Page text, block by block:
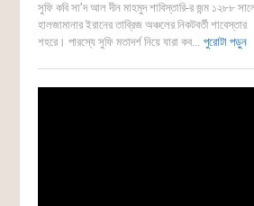
সুফি কবি সা’দ আল দীন মাহমুদ শাবিস্তারি-র জন্ম ১২৮৮
হালজামানার ইরানের তাব্রিজ অঞ্চলের নিকটবর্তী শাবেস্তার
শহরে। পারস্যে সুফি মতাদর্শ নিয়ে যারা কব... পুরোটা পড়ুন